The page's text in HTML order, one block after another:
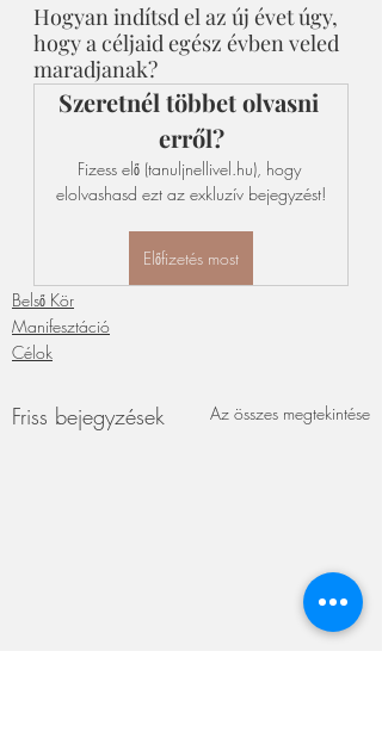
Hogyan indítsd el az új évet úgy,
hogy a céljaid egész évben veled
maradjanak?
Szeretnél többet olvasni
erről?
Fizess elő (tanuljnellivel.hu), hogy
elolvashasd ezt az exkluzív bejegyzést!
Előfizetés most
Belső Kör
Manifesztáció
Célok
Friss bejegyzések Az összes megtekintése